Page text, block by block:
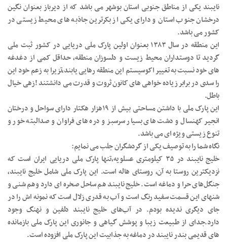
نایبند یکی از مناطق جنوبی استان بوشهر می باشد که از دیرباز بعنوان نگین
درخشان جنوب استان و دارای یکی از بکرترین جاذبه های محیط زیستی در
کشور می باشد.
این منطقه در سال ۱۳۸۳ بعنوان اولین پارک ملی دریایی در کشور ثبت ملی
گردید تا دوستداران محیط زیست و دلسوزان منطقه، حداقل کمی از دغدغه
های خود نسبت به تغییر اکوسیستم این منطقه رهایی یابند،تزیرا به زعم خود این
را سدی در برابر زیاده خواهی های کانون ثروت و قدرت می دانشتند !زهی خیال
باطل.
این پارک ملی با داشتن مساحتی بیش از ۱۹هزار هکتار دارای سواحل و درختان
انجیر کهنسال و دشت های بسیار سرسبز و دره های فراوان و صدالبته خور و
تنوع زیستی ویژه ای می باشد.
نگاه شما را به توصیف یکی از گردشگران جلب می نمایم:
خلیج نایبند در ۳۵ کیلومتری عسلویه،تنها پارک ملی دریایی ایران است که
نزدیکترین روستا به آن، روستای هاله است. این پارک ملی شامل خلیج نایبند،
جنگل‌های حرا و دماغه است. خلیج نایبند هم ساحل صخره ای دارد وهم شنی و
شنهای این قسمت سفید رنگ است و آب به قدری زلال است که نمونه اش را در
جای دیگری ندیده بودم. در آب‌های خلیج نایبند دلفین و نهنگ وجود
دارد.جدای از طبیعت زیبا و پوشش گیاهی و جانوری این پارک ملی بازمانده
های قدیمی بندر نایبند در دماغه به جذابیت این پارک ملی افزوده است.